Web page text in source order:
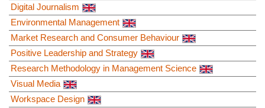
Digital Journalism
Environmental Management
Market Research and Consumer Behaviour
Positive Leadership and Strategy
Research Methodology in Management Science
Visual Media
Workspace Design